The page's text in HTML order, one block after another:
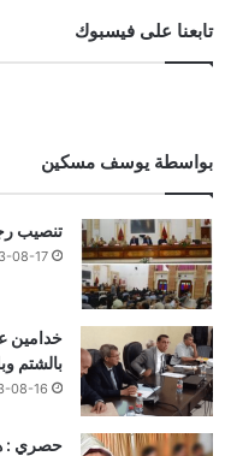
تابعنا على فيسبوك
بواسطة يوسف مسكين
تنصيب
08-17
خدامين
بالشتم
08-16
حصري :